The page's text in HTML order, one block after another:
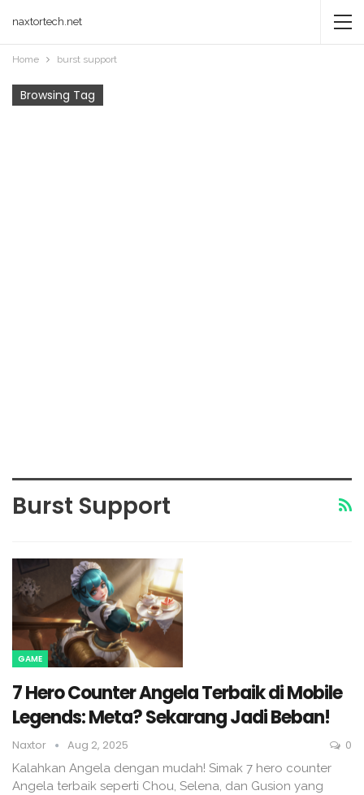
naxtortech.net
Home burst support
Browsing Tag
Burst Support
GAME
7 Hero Counter Angela Terbaik di Mobile
Legends: Meta? Sekarang Jadi Beban!
Naxtor Aug 2, 2025 0
Kalahkan Angela dengan mudah! Simak 7 hero counter
Angela terbaik seperti Chou, Selena, dan Gusion yang